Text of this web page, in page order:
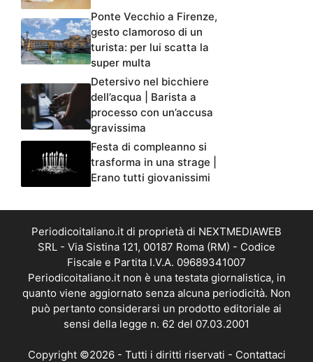
Ponte Vecchio a Firenze,
gesto clamoroso di un
turista: per lui scatta la
super multa
Detersivo nel bicchiere
dell’acqua | Barista a
processo con un’accusa
gravissima
Festa di compleanno si
trasforma in una strage |
Erano tutti giovanissimi
Periodicoitaliano.it di proprietà di NEXTMEDIAWEB
SRL - Via Sistina 121, 00187 Roma (RM) - Codice
Fiscale e Partita I.V.A. 09689341007
Periodicoitaliano.it non è una testata giornalistica, in
quanto viene aggiornato senza alcuna periodicità. Non
può pertanto considerarsi un prodotto editoriale ai
sensi della legge n. 62 del 07.03.2001
Copyright ©2026 - Tutti i diritti riservati - Contattaci